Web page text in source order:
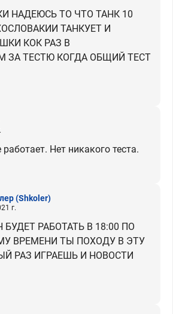
НАДЕЮСЬ ТО ЧТО ТАНК 10
ТАНКУЕТ И
КОК РАЗ В
ЗА ТЕСТЮ КОГДА ОБЩИЙ ТЕСТ
Нет никакого теста.
(Shkoler)
г.
РАБОТАТЬ В 18:00 ПО
ВРЕМЕНИ ТЫ ПОХОДУ В ЭТУ
РАЗ ИГРАЕШЬ И НОВОСТИ